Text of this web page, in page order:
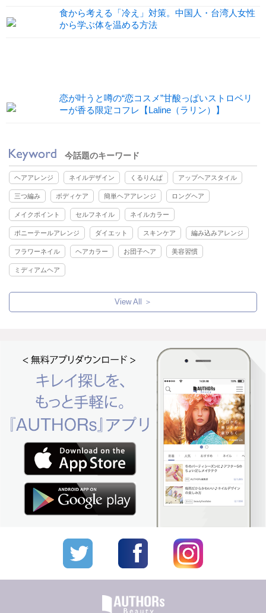
食から考える「冷え」対策。中国人・台湾人女性
から学ぶ体を温める方法
恋が叶うと噂の“恋コスメ”甘酸っぱいストロベリ
ーが香る限定コフレ【Laline（ラリン）】
今話題のキーワード
ヘアアレンジ ネイルデザイン くるりんぱ アップヘアスタイル
三つ編み ボディケア 簡単ヘアアレンジ ロングヘア
メイクポイント セルフネイル ネイルカラー
ポニーテールアレンジ ダイエット スキンケア 編み込みアレンジ
フラワーネイル ヘアカラー お団子ヘア 美容習慣
ミディアムヘア
View All ＞